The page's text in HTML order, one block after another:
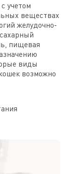
учетом
веществах
желудочно-
пищевая
виды
возможно